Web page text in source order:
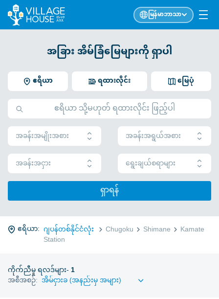
မြန်မာဘာသာ
အခြား အိမ်ခြံမြေများကို ရှာပါ
ဧရိယာ မြေပုံ
ရထားလိုင်း
အခန်းအမျိုးအစား
အခန်းအရွယ်အစား
အခန်းအငှား
ရွေးချယ်စရာများ
ရှာရန်
ဧရိယာ: ဂျပန်တစ်နိုင်ငံလုံး Chugoku Shimane Kamate
Station
ကိုက်ညီမှု ရလဒ်များ-1
အစီအစဉ်: